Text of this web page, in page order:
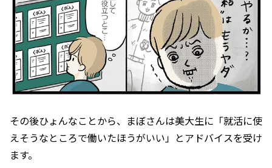
その後ひょんなことから、まぼさんは美大生に「就活に使
えそうなところで働いたほうがいい」とアドバイスを受け
ます。